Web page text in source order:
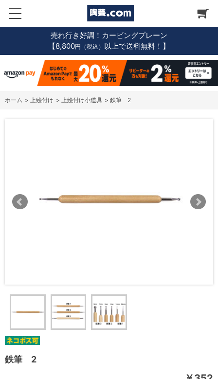
売れ行き好調！カービングプレーン
【8,800円（税込） 以上で送料無料！】
ホーム > 上絵付け > 上絵付け小道具 > 鉄筆 2
鉄筆 2